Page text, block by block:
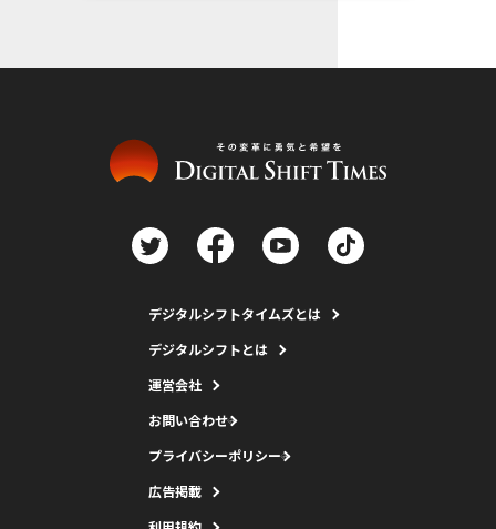
デジタルシフトタイムズとは
デジタルシフトとは
運営会社
お問い合わせ
プライバシーポリシー
広告掲載